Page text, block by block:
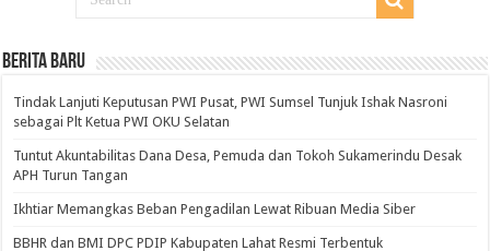
BERITA BARU
Tindak Lanjuti Keputusan PWI Pusat, PWI Sumsel Tunjuk Ishak Nasroni
sebagai Plt Ketua PWI OKU Selatan
Tuntut Akuntabilitas Dana Desa, Pemuda dan Tokoh Sukamerindu Desak
APH Turun Tangan
Ikhtiar Memangkas Beban Pengadilan Lewat Ribuan Media Siber
BBHR dan BMI DPC PDIP Kabupaten Lahat Resmi Terbentuk